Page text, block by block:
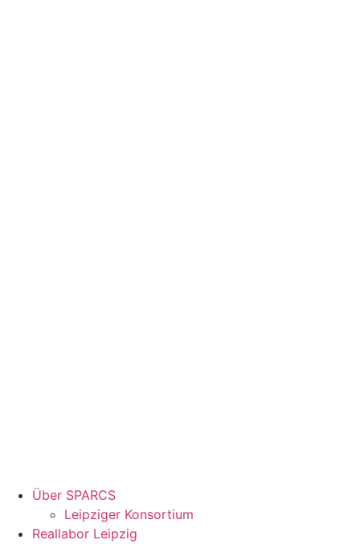
Über SPARCS
Leipziger Konsortium
Reallabor Leipzig